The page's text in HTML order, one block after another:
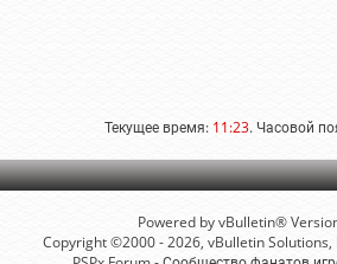
Текущее время: 11:23. Часовой
Powered by vBulletin®
Copyright ©2000 - 2026, vBulletin Solutions,